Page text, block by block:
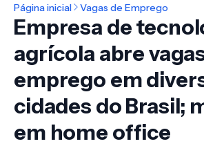
Página inicial Vagas de Emprego
Empresa de
agrícola abre
emprego em
cidades do Brasil;
em home office